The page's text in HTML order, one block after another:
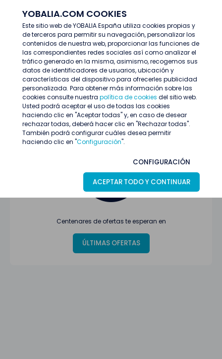
YOBALIA.COM COOKIES
Este sitio web de YOBALIA España utiliza cookies propias y
de terceros para permitir su navegación, personalizar los
contenidos de nuestra web, proporcionar las funciones de
las correspondientes redes sociales así como analizar el
tráfico generado en la misma, asimismo, recogemos sus
datos de identificadores de usuarios, ubicación y
características del dispositivo para ofrecerles publicidad
personalizada. Para obtener más información sobre las
cookies consulte nuestra política de cookies del sitio web.
Usted podrá aceptar el uso de todas las cookies
haciendo clic en "Aceptar todas" y, en caso de desear
rechazar todas, deberá hacer clic en "Rechazar todas".
También podrá configurar cuáles desea permitir
haciendo clic en "Configuración".
CONFIGURACIÓN
ACEPTAR TODO Y CONTINUAR
Últimas ofertas
Oferta no encontrada o ha finalizado su
proceso de selección
Centenares de ofertas te esperan en
ÚLTIMAS OFERTAS